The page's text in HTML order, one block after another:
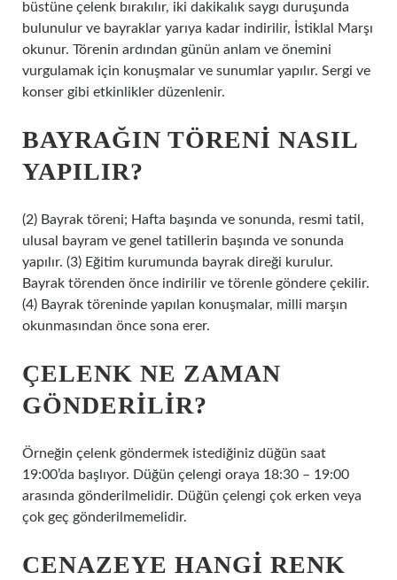
büstüne çelenk bırakılır, iki dakikalık saygı duruşunda
bulunulur ve bayraklar yarıya kadar indirilir, İstiklal Marşı
okunur. Törenin ardından günün anlam ve önemini
vurgulamak için konuşmalar ve sunumlar yapılır. Sergi ve
konser gibi etkinlikler düzenlenir.
BAYRAĞIN TÖRENI NASIL
YAPILIR?
(2) Bayrak töreni; Hafta başında ve sonunda, resmi tatil,
ulusal bayram ve genel tatillerin başında ve sonunda
yapılır. (3) Eğitim kurumunda bayrak direği kurulur.
Bayrak törenden önce indirilir ve törenle göndere çekilir.
(4) Bayrak töreninde yapılan konuşmalar, milli marşın
okunmasından önce sona erer.
ÇELENK NE ZAMAN
GÖNDERILIR?
Örneğin çelenk göndermek istediğiniz düğün saat
19:00’da başlıyor. Düğün çelengi oraya 18:30 – 19:00
arasında gönderilmelidir. Düğün çelengi çok erken veya
çok geç gönderilmemelidir.
CENAZEYE HANGI RENK